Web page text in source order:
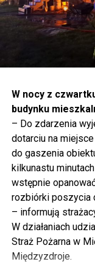
tak to traktujemy.
mówię, tutaj, na
się tutaj nie
Gdyby nie
to tunel pod
projektowania i
samorządu, ale to
najważniejsze
determinacji
a następnie Pana
Chciałbym
osobiście
się, że turyści
że wśród tych 4
przejechały już
przyjechało tutaj
– powiedział
W nocy z
budynku
– Do zdarzenia
dotarciu na
do gaszenia
kilkunastu
wstępnie
rozbiórki poszycia
– informują
W działaniach
Straż Pożarna w
Międzyzdroje.